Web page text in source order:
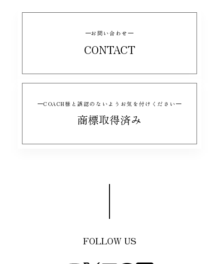
お問い合わせ
CONTACT
COACH様と誤認のないようお気を付けください
商標取得済み
FOLLOW US